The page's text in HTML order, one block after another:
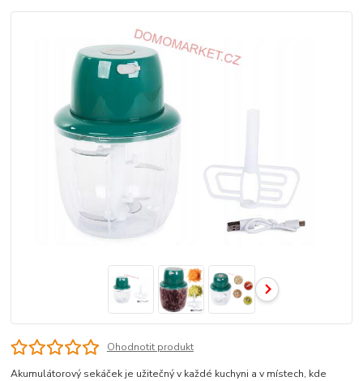
Ohodnotit produkt
Akumulátorový sekáček je užitečný v každé kuchyni a v místech, kde